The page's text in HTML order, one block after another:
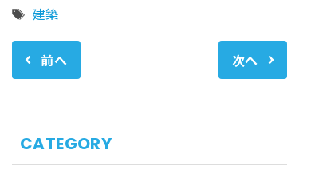
タ
建築
前へ 次へ
CATEGORY